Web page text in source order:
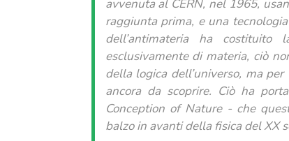
avvenuta al CERN, nel 1965,
raggiunta prima, e una
dell’antimateria ha
esclusivamente di materia, ciò
della logica dell’universo, ma
ancora da scoprire. Ciò ha
Conception of Nature - che
balzo in avanti della fisica del XX